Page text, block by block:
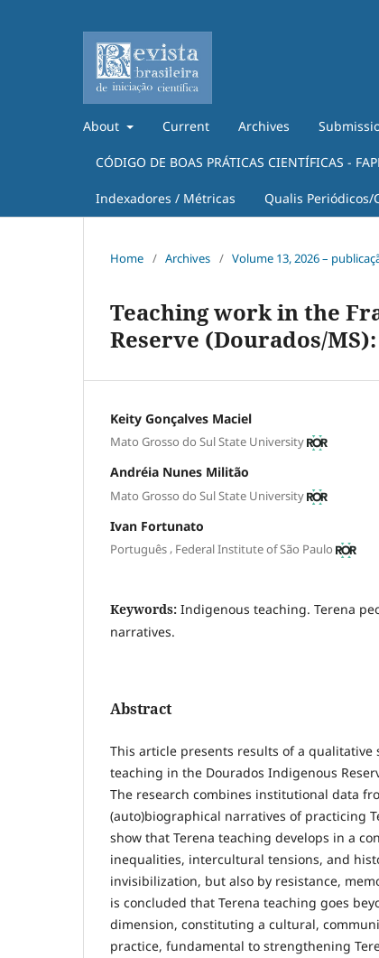
About Current Archives
CÓDIGO DE BOAS PRÁTICAS CIENTÍFICAS -
Indexadores / Métricas Qualis Periódicos/
Home / Archives / Volume 13, 2026 –
Teaching work in the
Reserve (Dourados/
Keity Gonçalves Maciel
Mato Grosso do Sul State University
Andréia Nunes Militão
Mato Grosso do Sul State University
Ivan Fortunato
Português , Federal Institute of São Paulo
Keywords: Indigenous teaching. Terena
narratives.
Abstract
This article presents results of a qualitative
teaching in the Dourados Indigenous
The research combines institutional data
(auto)biographical narratives of practicing
show that Terena teaching develops in a
inequalities, intercultural tensions, and
invisibilization, but also by resistance,
is concluded that Terena teaching goes
dimension, constituting a cultural,
practice, fundamental to strengthening